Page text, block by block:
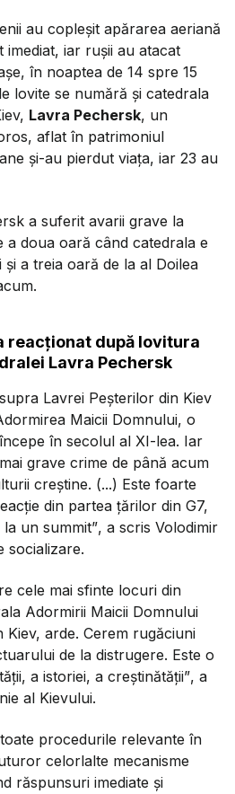
au copleșit apărarea aeriană
imediat, iar rușii au atacat
în noaptea de 14 spre 15
lovite se numără și catedrala
Lavra Pechersk, un
aflat în patrimoniul
și-au pierdut viața, iar 23 au
a suferit avarii grave la
a doua oară când catedrala e
a treia oară de la al Doilea
reacționat după lovitura
Lavra Pechersk
Lavrei Peşterilor din Kiev
Maicii Domnului, o
în secolul al XI-lea. Iar
grave crime de până acum
creştine. (...) Este foarte
din partea ţărilor din G7,
un summit”, a scris Volodimir
socializare.
cele mai sfinte locuri din
Adormirii Maicii Domnului
Kiev, arde. Cerem rugăciuni
de la distrugere. Este o
a istoriei, a creştinătăţii”, a
al Kievului.
procedurile relevante în
celorlalte mecanisme
răspunsuri imediate și